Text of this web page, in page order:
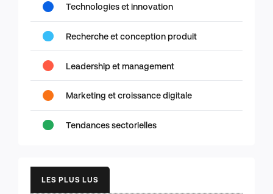
Technologies et innovation
Recherche et conception produit
Leadership et management
Marketing et croissance digitale
Tendances sectorielles
LES PLUS LUS